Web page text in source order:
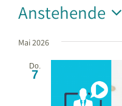
Veranstaltungen
Anstehende
wählen.
Mai 2026
Do.
7